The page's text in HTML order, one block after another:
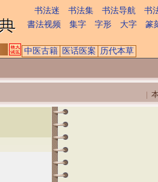
书法迷 书法集 书法导航 书
書法视频
集字 字形 大字 篆
中医古籍 医话医案 历代本草